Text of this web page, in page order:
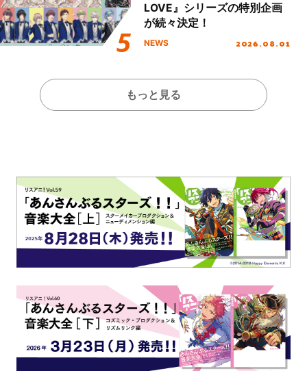
LOVE』シリーズの特別企画
が続々決定！
NEWS 2026.08.01
もっと見る